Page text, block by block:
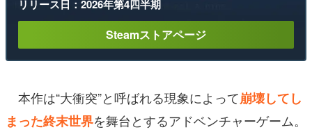
リリース日：2026年第4四半期
Steamストアページ
本作は“大衝突”と呼ばれる現象によって崩壊してし
まった終末世界を舞台とするアドベンチャーゲーム。